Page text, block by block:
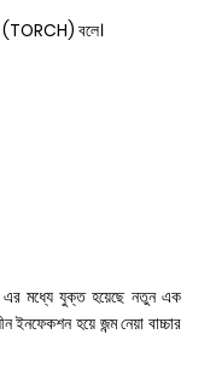
(TORCH) বলে।
মধ্যে যুক্ত হয়েছে নতুন এক
হয়ে জন্ম নেয়া বাচ্চার